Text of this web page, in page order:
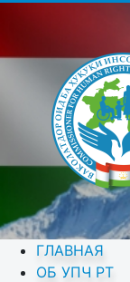
ГЛАВНАЯ
ОБ УПЧ РТ